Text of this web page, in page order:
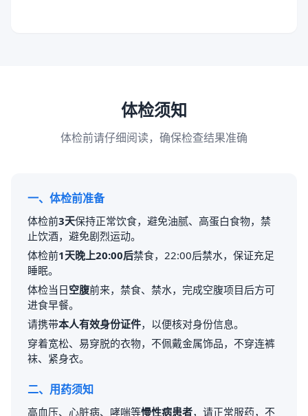
体检须知
体检前请仔细阅读，确保检查结果准确
一、体检前准备
体检前3天保持正常饮食，避免油腻、高蛋白食物，禁
止饮酒，避免剧烈运动。
体检前1天晚上20:00后禁食，22:00后禁水，保证充足
睡眠。
体检当日空腹前来，禁食、禁水，完成空腹项目后方可
进食早餐。
请携带本人有效身份证件，以便核对身份信息。
穿着宽松、易穿脱的衣物，不佩戴金属饰品，不穿连裤
袜、紧身衣。
二、用药须知
高血压、心脏病、哮喘等慢性病患者，请正常服药，不